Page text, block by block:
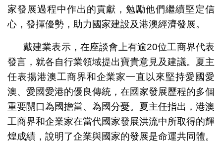
家發展過程中作出的貢獻，勉勵他們繼續堅定信
心，發揮優勢，助力國家建設及港澳經濟發展。
戴建業表示，在座談會上有逾20位工商界代表
發言，就各自行業領域提出寶貴意見及建議。夏主
任表揚港澳工商界和企業家一直以來堅持愛國愛
澳、愛國愛港的優良傳統，在國家發展歷程的多個
重要關口為國擔當、為國分憂。夏主任指出，港澳
工商界和企業家在當代國家發展洪流中所取得的輝
煌成績，說明了企業與國家的發展是命運共同體。